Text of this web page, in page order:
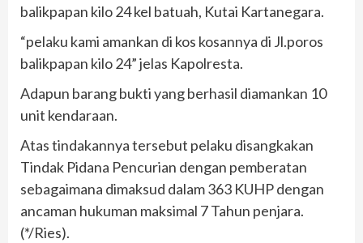
balikpapan kilo 24 kel batuah, Kutai Kartanegara.
“pelaku kami amankan di kos kosannya di Jl.poros
balikpapan kilo 24” jelas Kapolresta.
Adapun barang bukti yang berhasil diamankan 10
unit kendaraan.
Atas tindakannya tersebut pelaku disangkakan
Tindak Pidana Pencurian dengan pemberatan
sebagaimana dimaksud dalam 363 KUHP dengan
ancaman hukuman maksimal 7 Tahun penjara.
(*/Ries).